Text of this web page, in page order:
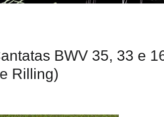
BWV 35, 33 e
Rilling)